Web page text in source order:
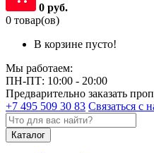
0 руб.
0 товар(ов)
В корзине пусто!
Мы работаем:
ПН-ПТ: 10:00 - 20:00
Предварительно заказать
+7 495 509 30 83 Связаться с
Каталог